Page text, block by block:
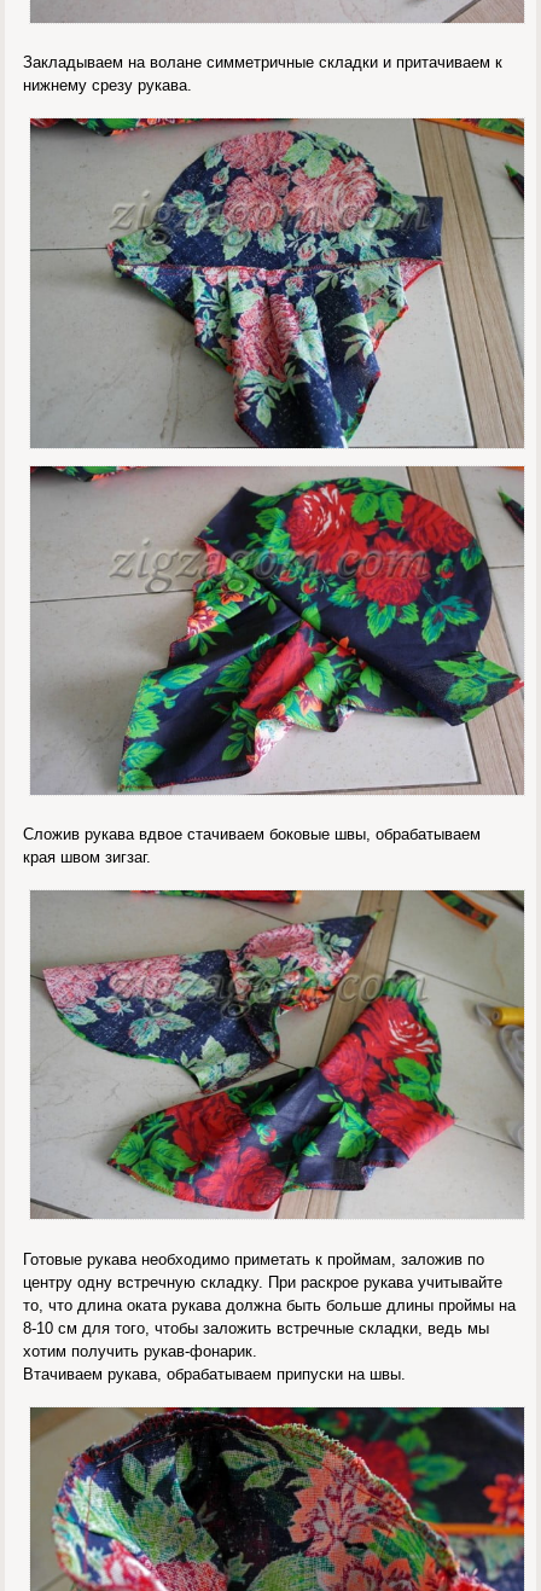
Закладываем на волане симметричные складки и притачиваем к
нижнему срезу рукава.
Сложив рукава вдвое стачиваем боковые швы, обрабатываем
края швом зигзаг.
Готовые рукава необходимо приметать к проймам, заложив по
центру одну встречную складку. При раскрое рукава учитывайте
то, что длина оката рукава должна быть больше длины проймы на
8-10 см для того, чтобы заложить встречные складки, ведь мы
хотим получить рукав-фонарик.
Втачиваем рукава, обрабатываем припуски на швы.